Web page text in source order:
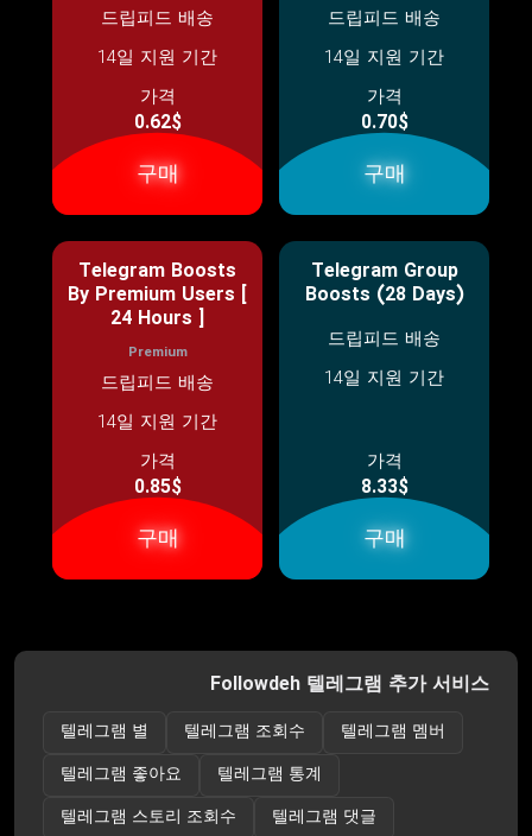
드립피드 배송
14일 지원 기간
가격
0.62$
구매
드립피드 배송
14일 지원 기간
가격
0.70$
구매
Telegram Boosts
By Premium Users [
24 Hours ]
Premium
드립피드 배송
14일 지원 기간
가격
0.85$
구매
Telegram Group
Boosts (28 Days)
드립피드 배송
14일 지원 기간
가격
8.33$
구매
Followdeh 텔레그램 추가 서비스
텔레그램 별 텔레그램 조회수
텔레그램 멤버
텔레그램 좋아요
텔레그램 통계
텔레그램 스토리 조회수
텔레그램 댓글